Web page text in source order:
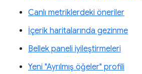
Canlı metriklerdeki öneriler
İçerik haritalarında gezinme
Bellek paneli iyileştirmeleri
Yeni "Ayrılmış öğeler" profili